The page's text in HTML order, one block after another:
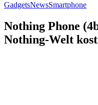
GadgetsNewsSmartphone
Nothing Phone
Nothing-Welt